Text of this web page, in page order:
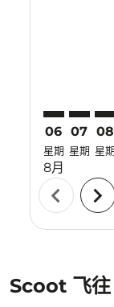
06
星期
8月
07
星期
08
星期
chevron_left chevron_right
Scoot 飞往